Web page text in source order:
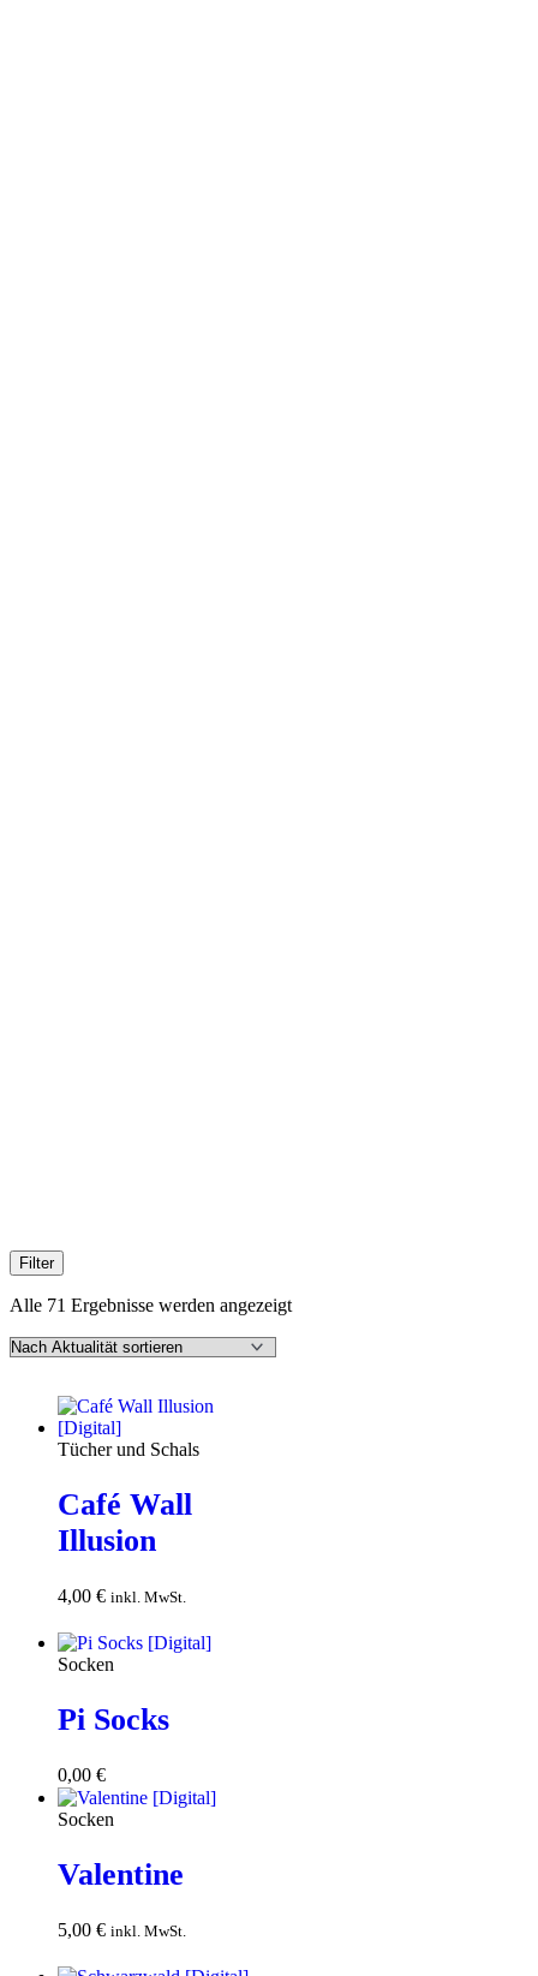
Filter
Alle 71 Ergebnisse werden angezeigtNach
Tücher und Schals
Café Wall
Illusion
4,00 € inkl. MwSt.
Socken
Pi Socks
0,00 €
Socken
Valentine
5,00 € inkl. MwSt.